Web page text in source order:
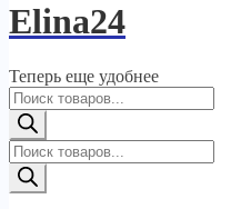
Elina24
Теперь еще удобнее
Поиск
товаров
Поиск
товаров